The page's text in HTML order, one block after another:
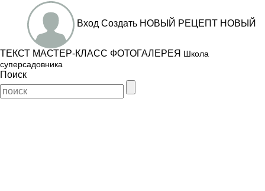
Вход Создать НОВЫЙ РЕЦЕПТ НОВЫЙ
ТЕКСТ МАСТЕР-КЛАСС ФОТОГАЛЕРЕЯ Школа
суперсадовника
Поиск